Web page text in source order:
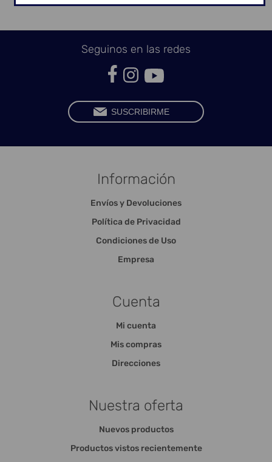
Seguinos en las redes
Información
Envíos y Devoluciones
Política de Privacidad
Condiciones de Uso
Empresa
Cuenta
Mi cuenta
Mis compras
Direcciones
Nuestra oferta
Nuevos productos
Productos vistos recientemente